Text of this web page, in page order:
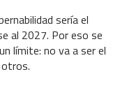
sería el
al 2027. Por eso se
límite: no va a ser el